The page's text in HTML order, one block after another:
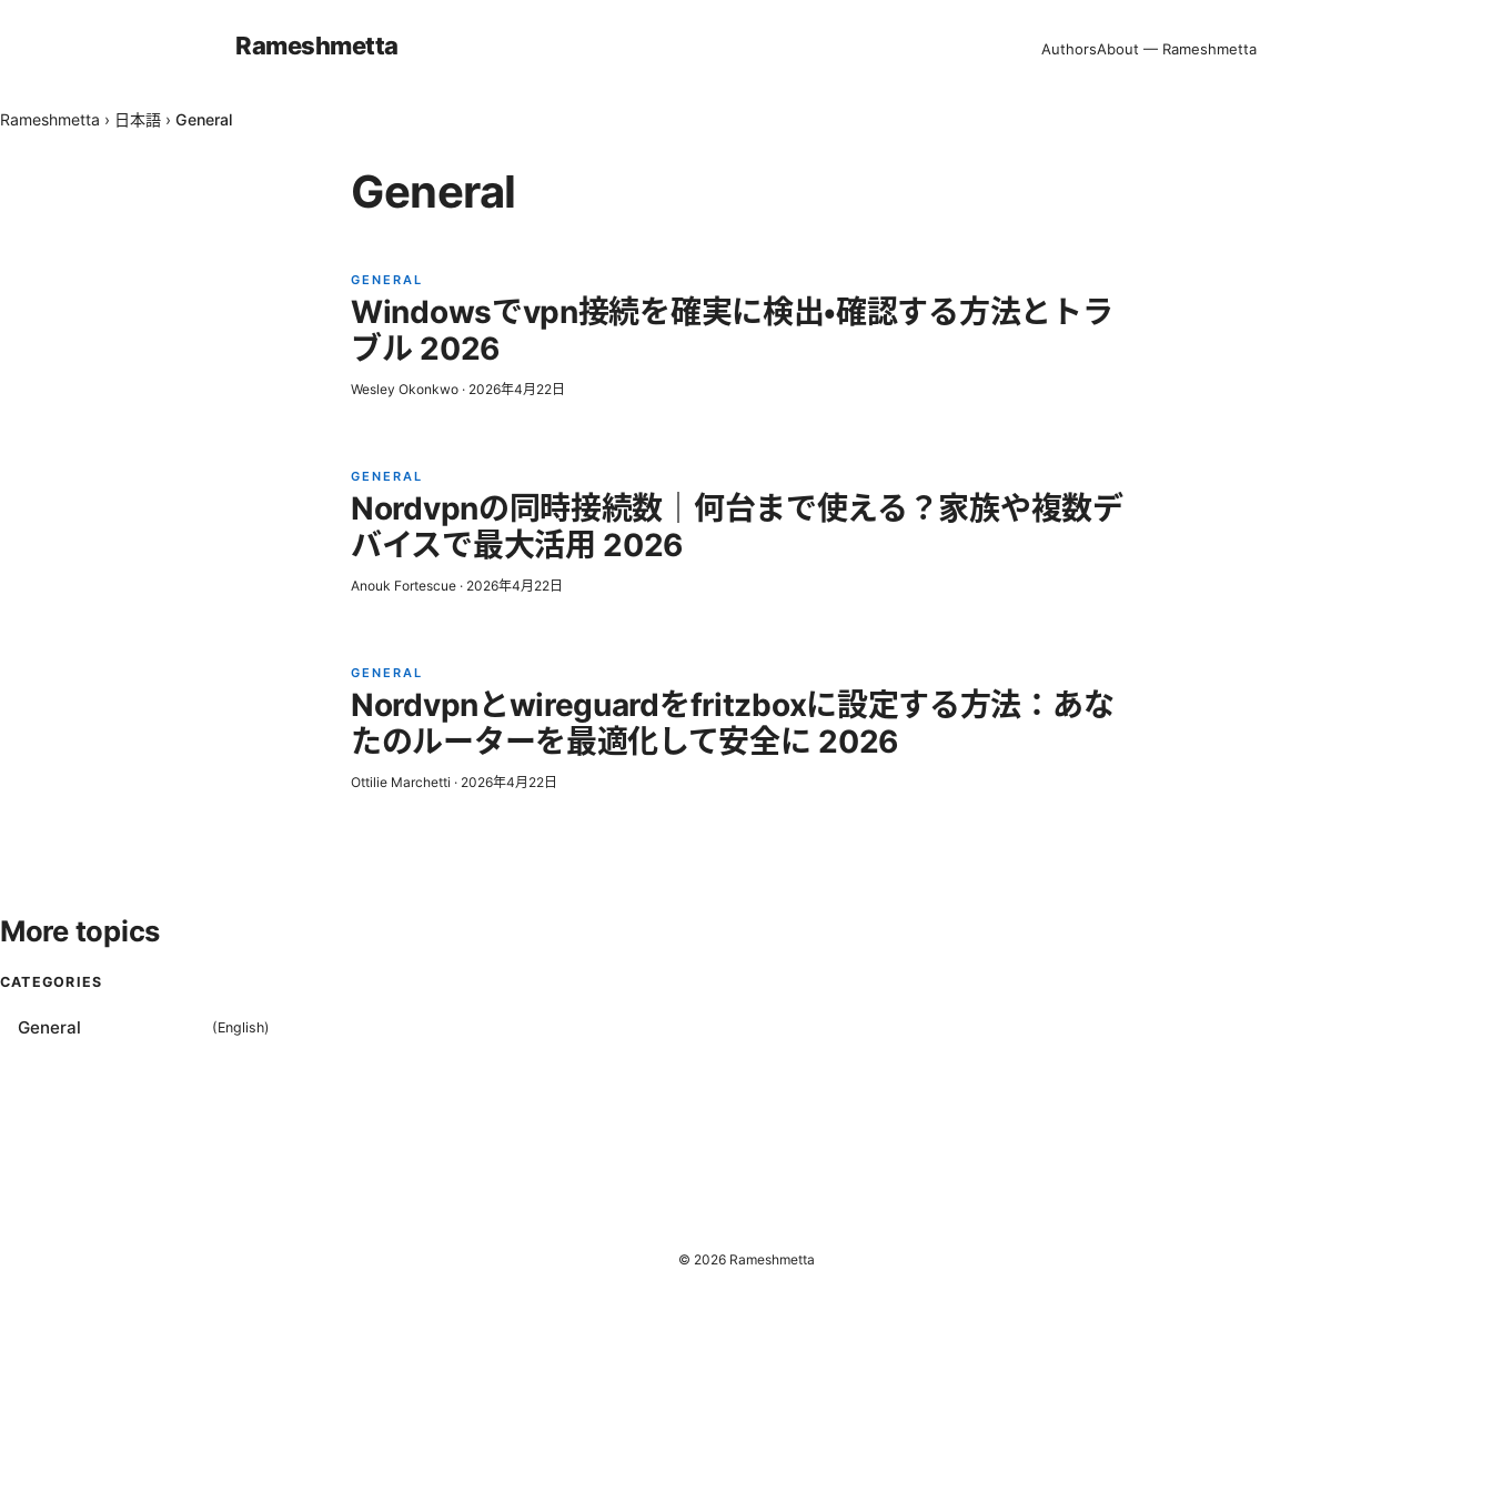
Rameshmetta AuthorsAbout — Rameshmetta
Rameshmetta › 日本語 › General
General
GENERAL
Windowsでvpn接続を確実に検出・確認する方法とトラ
ブル 2026
Wesley Okonkwo · 2026年4月22日
GENERAL
Nordvpnの同時接続数｜何台まで使える？家族や複数デ
バイスで最大活用 2026
Anouk Fortescue · 2026年4月22日
GENERAL
Nordvpnとwireguardをfritzboxに設定する方法：あな
たのルーターを最適化して安全に 2026
Ottilie Marchetti · 2026年4月22日
More topics
CATEGORIES
General (English)
© 2026 Rameshmetta